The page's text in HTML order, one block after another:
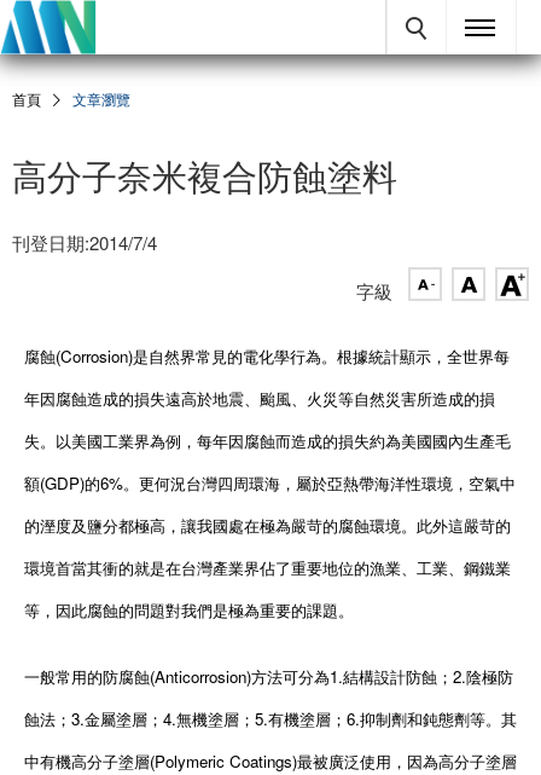
首頁 文章瀏覽
高分子奈米複合防蝕塗料
刊登日期:2014/7/4
字級
腐蝕(Corrosion)是自然界常見的電化學行為。根據統計顯示，全世界每
年因腐蝕造成的損失遠高於地震、颱風、火災等自然災害所造成的損
失。以美國工業界為例，每年因腐蝕而造成的損失約為美國國內生產毛
額(GDP)的6%。更何況台灣四周環海，屬於亞熱帶海洋性環境，空氣中
的溼度及鹽分都極高，讓我國處在極為嚴苛的腐蝕環境。此外這嚴苛的
環境首當其衝的就是在台灣產業界佔了重要地位的漁業、工業、鋼鐵業
等，因此腐蝕的問題對我們是極為重要的課題。
一般常用的防腐蝕(Anticorrosion)方法可分為1.結構設計防蝕；2.陰極防
蝕法；3.金屬塗層；4.無機塗層；5.有機塗層；6.抑制劑和鈍態劑等。其
中有機高分子塗層(Polymeric Coatings)最被廣泛使用，因為高分子塗層